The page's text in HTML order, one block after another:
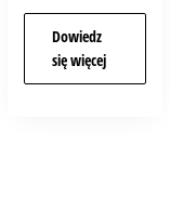
Dowiedz
się więcej